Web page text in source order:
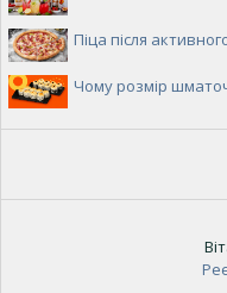
Піца після
Чому розмір